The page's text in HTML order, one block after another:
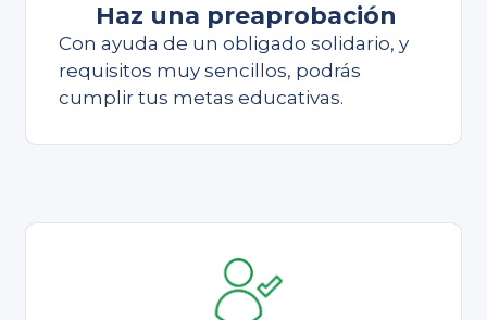
Haz una preaprobación
Con ayuda de un obligado solidario, y
requisitos muy sencillos, podrás
cumplir tus metas educativas.